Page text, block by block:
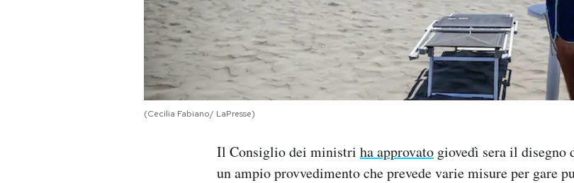
(Cecilia Fabiano/ LaPresse)
Il Consiglio dei ministri ha approvato giovedì sera il disegno
un ampio provvedimento che prevede varie misure per gare